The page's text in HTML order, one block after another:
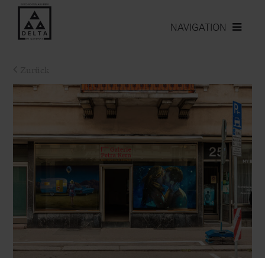
NAVIGATION